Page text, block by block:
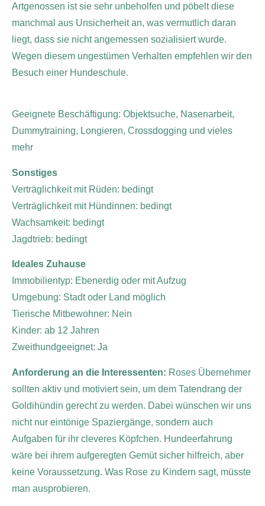
Artgenossen ist sie sehr unbeholfen und pöbelt diese
manchmal aus Unsicherheit an, was vermutlich daran
liegt, dass sie nicht angemessen sozialisiert wurde.
Wegen diesem ungestümen Verhalten empfehlen wir den
Besuch einer Hundeschule.
Geeignete Beschäftigung: Objektsuche, Nasenarbeit,
Dummytraining, Longieren, Crossdogging und vieles
mehr
Sonstiges
Verträglichkeit mit Rüden: bedingt
Verträglichkeit mit Hündinnen: bedingt
Wachsamkeit: bedingt
Jagdtrieb: bedingt
Ideales Zuhause
Immobilientyp: Ebenerdig oder mit Aufzug
Umgebung: Stadt oder Land möglich
Tierische Mitbewohner: Nein
Kinder: ab 12 Jahren
Zweithundgeeignet: Ja
Anforderung an die Interessenten: Roses Übernehmer
sollten aktiv und motiviert sein, um dem Tatendrang der
Goldihündin gerecht zu werden. Dabei wünschen wir uns
nicht nur eintönige Spaziergänge, sondern auch
Aufgaben für ihr cleveres Köpfchen. Hundeerfahrung
wäre bei ihrem aufgeregten Gemüt sicher hilfreich, aber
keine Voraussetzung. Was Rose zu Kindern sagt, müsste
man ausprobieren.